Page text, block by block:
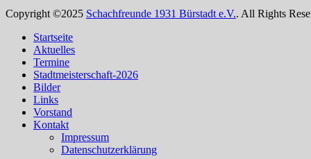
Copyright ©2025 Schachfreunde 1931 Bürstadt e.V.. All Rights
oben
scrollen
Startseite
Aktuelles
Termine
Stadtmeisterschaft-2026
Bilder
Links
Vorstand
Kontakt
Impressum
Datenschutzerklärung